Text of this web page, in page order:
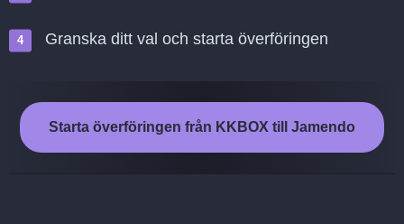
Granska ditt val och starta överföringen
Starta överföringen från KKBOX till Jamendo